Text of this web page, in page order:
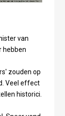
van
hebben
zouden op
Veel effect
historici.